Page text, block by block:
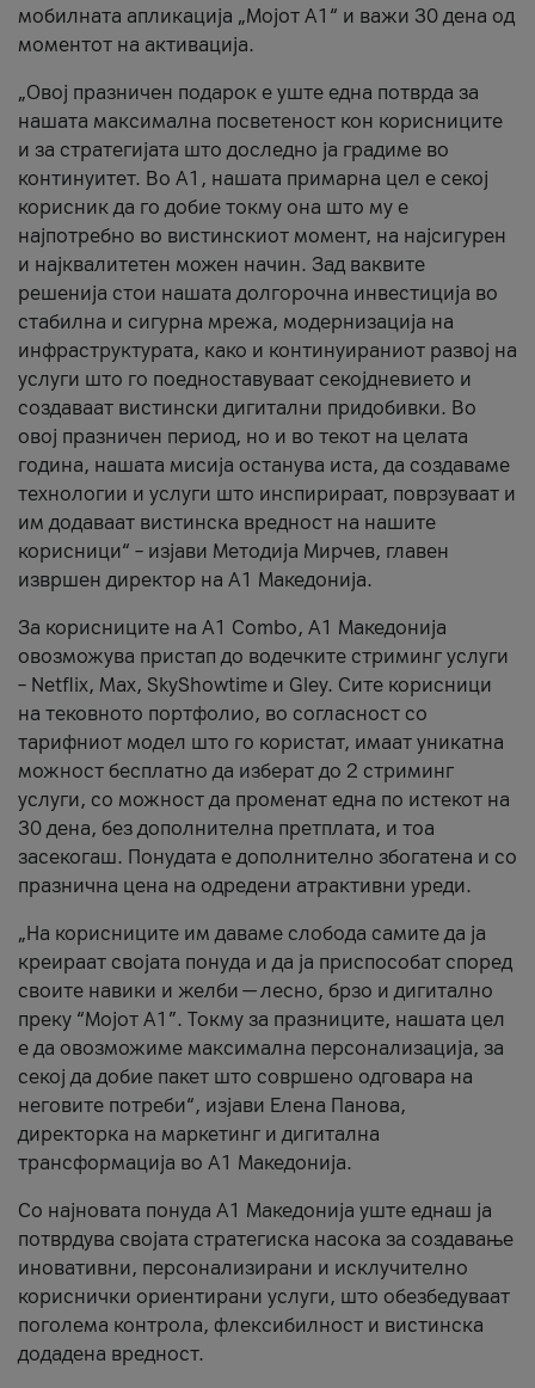
мобилната апликација „Мојот А1“ и важи 30 дена од
моментот на активација.
„Овој празничен подарок е уште една потврда за
нашата максимална посветеност кон корисниците
и за стратегијата што доследно ја градиме во
континуитет. Во А1, нашата примарна цел е секој
корисник да го добие токму она што му е
најпотребно во вистинскиот момент, на најсигурен
и најквалитетен можен начин. Зад ваквите
решенија стои нашата долгорочна инвестиција во
стабилна и сигурна мрежа, модернизација на
инфраструктурата, како и континуираниот развој на
услуги што го поедноставуваат секојдневието и
создаваат вистински дигитални придобивки. Во
овој празничен период, но и во текот на целата
година, нашата мисија останува иста, да создаваме
технологии и услуги што инспирираат, поврзуваат и
им додаваат вистинска вредност на нашите
корисници“ – изјави Методија Мирчев, главен
извршен директор на А1 Македонија.
За корисниците на A1 Combo, А1 Македонија
овозможува пристап до водечките стриминг услуги
– Netflix, Max, SkyShowtime и Gley. Сите корисници
на тековното портфолио, во согласност со
тарифниот модел што го користат, имаат уникатна
можност бесплатно да изберат до 2 стриминг
услуги, со можност да променат една по истекот на
30 дена, без дополнителна претплата, и тоа
засекогаш. Понудата е дополнително збогатена и со
празнична цена на одредени атрактивни уреди.
„На корисниците им даваме слобода самите да ја
креираат својата понуда и да ја приспособат според
своите навики и желби — лесно, брзо и дигитално
преку “Мојот А1”. Токму за празниците, нашата цел
е да овозможиме максимална персонализација, за
секој да добие пакет што совршено одговара на
неговите потреби“, изјави Елена Панова,
директорка на маркетинг и дигитална
трансформација во А1 Македонија.
Со најновата понуда А1 Македонија уште еднаш ја
потврдува својата стратегиска насока за создавање
иновативни, персонализирани и исклучително
кориснички ориентирани услуги, што обезбедуваат
поголема контрола, флексибилност и вистинска
додадена вредност.